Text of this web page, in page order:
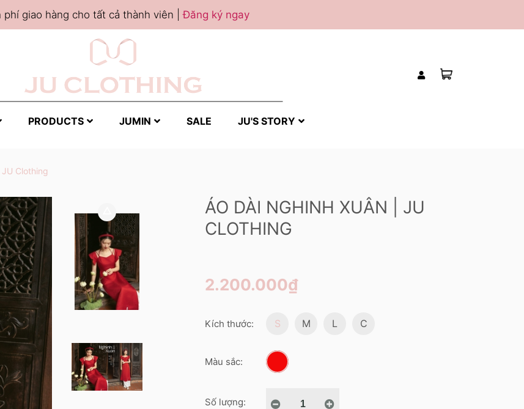
phí giao hàng cho tất cả thành viên |Đăng ký ngay
PRODUCTS JUMIN SALE JU'S STORY
Clothing
ÁO DÀI NGHINH XUÂN | JU
CLOTHING
2.200.000₫
Kích thước: S M L C
Màu sắc:
Số lượng: